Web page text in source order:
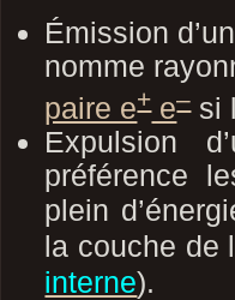
Émission
nomme
paire e+e–si
Expulsion
préférence
plein
la couche de
interne).